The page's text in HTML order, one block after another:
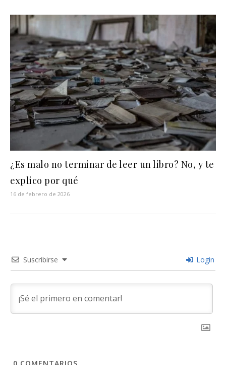
¿Es malo no terminar de leer un libro? No, y te
explico por qué
16 de febrero de 2026
Suscribirse Login